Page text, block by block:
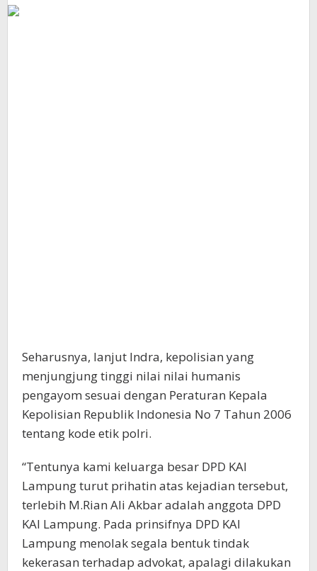
Seharusnya, lanjut Indra, kepolisian yang
menjungjung tinggi nilai nilai humanis
pengayom sesuai dengan Peraturan Kepala
Kepolisian Republik Indonesia No 7 Tahun 2006
tentang kode etik polri.
“Tentunya kami keluarga besar DPD KAI
Lampung turut prihatin atas kejadian tersebut,
terlebih M.Rian Ali Akbar adalah anggota DPD
KAI Lampung. Pada prinsifnya DPD KAI
Lampung menolak segala bentuk tindak
kekerasan terhadap advokat, apalagi dilakukan